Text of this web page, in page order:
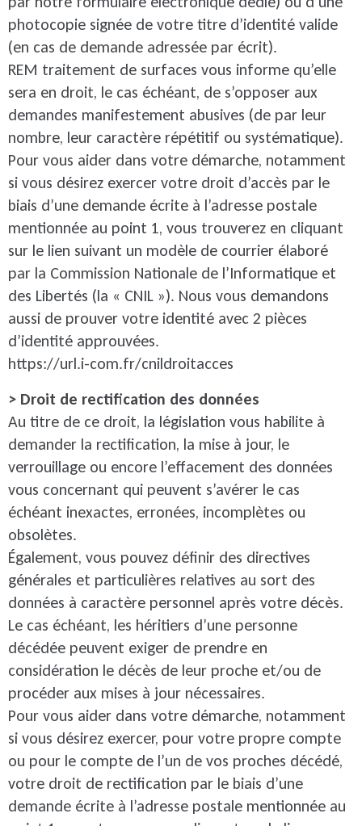
photocopie signée de votre titre d’identité valide
(en cas de demande adressée par écrit).
REM traitement de surfaces vous informe qu’elle
sera en droit, le cas échéant, de s’opposer aux
demandes manifestement abusives (de par leur
nombre, leur caractère répétitif ou systématique).
Pour vous aider dans votre démarche, notamment
si vous désirez exercer votre droit d’accès par le
biais d’une demande écrite à l’adresse postale
mentionnée au point 1, vous trouverez en cliquant
sur le lien suivant un modèle de courrier élaboré
par la Commission Nationale de l’Informatique et
des Libertés (la « CNIL »). Nous vous demandons
aussi de prouver votre identité avec 2 pièces
d’identité approuvées.
https://url.i-com.fr/cnildroitacces
> Droit de rectification des données
Au titre de ce droit, la législation vous habilite à
demander la rectification, la mise à jour, le
verrouillage ou encore l’effacement des données
vous concernant qui peuvent s’avérer le cas
échéant inexactes, erronées, incomplètes ou
obsolètes.
Également, vous pouvez définir des directives
générales et particulières relatives au sort des
données à caractère personnel après votre décès.
Le cas échéant, les héritiers d’une personne
décédée peuvent exiger de prendre en
considération le décès de leur proche et/ou de
procéder aux mises à jour nécessaires.
Pour vous aider dans votre démarche, notamment
si vous désirez exercer, pour votre propre compte
ou pour le compte de l’un de vos proches décédé,
votre droit de rectification par le biais d’une
demande écrite à l’adresse postale mentionnée au